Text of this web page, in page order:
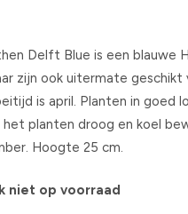
Delft Blue is een blauwe
zijn ook uitermate geschikt
is april. Planten in goed
planten droog en koel
Hoogte 25 cm.
niet op voorraad